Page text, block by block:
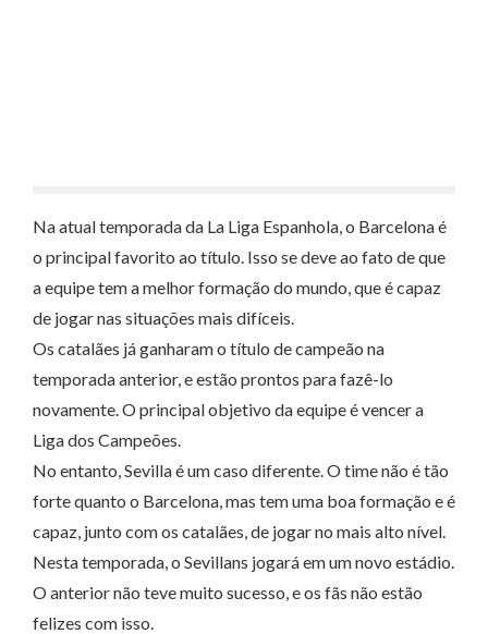
Na atual temporada da La Liga Espanhola, o Barcelona é
o principal favorito ao título. Isso se deve ao fato de que
a equipe tem a melhor formação do mundo, que é capaz
de jogar nas situações mais difíceis.
Os catalães já ganharam o título de campeão na
temporada anterior, e estão prontos para fazê-lo
novamente. O principal objetivo da equipe é vencer a
Liga dos Campeões.
No entanto, Sevilla é um caso diferente. O time não é tão
forte quanto o Barcelona, mas tem uma boa formação e é
capaz, junto com os catalães, de jogar no mais alto nível.
Nesta temporada, o Sevillans jogará em um novo estádio.
O anterior não teve muito sucesso, e os fãs não estão
felizes com isso.